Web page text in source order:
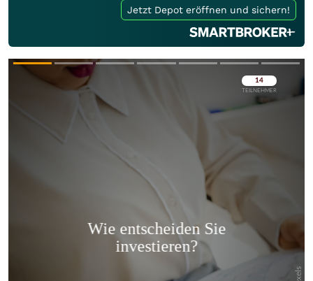
Jetzt Depot eröffnen und sichern!
Überspringen
Überspringen